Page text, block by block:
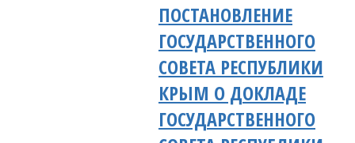
ПОСТАНОВЛЕНИЕ
ГОСУДАРСТВЕННОГО
СОВЕТА РЕСПУБЛИКИ
КРЫМ О ДОКЛАДЕ
ГОСУДАРСТВЕННОГО